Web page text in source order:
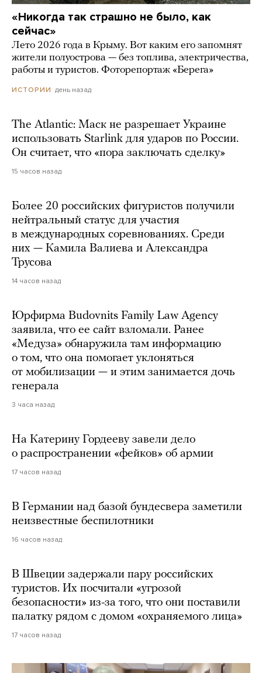
«Никогда так страшно не было, как
сейчас»
Лето 2026 года в Крыму. Вот каким его запомнят
жители полуострова — без топлива, электричества,
работы и туристов. Фоторепортаж «Берега»
ИСТОРИИ день назад
The Atlantic: Маск не разрешает Украине
использовать Starlink для ударов по России.
Он считает, что «пора заключать сделку»
15 часов назад
Более 20 российских фигуристов получили
нейтральный статус для участия
в международных соревнованиях. Среди
них — Камила Валиева и Александра
Трусова
14 часов назад
Юрфирма Budovnits Family Law Agency
заявила, что ее сайт взломали. Ранее
«Медуза» обнаружила там информацию
о том, что она помогает уклоняться
от мобилизации — и этим занимается дочь
генерала
3 часа назад
На Катерину Гордееву завели дело
о распространении «фейков» об армии
17 часов назад
В Германии над базой бундесвера заметили
неизвестные беспилотники
16 часов назад
В Швеции задержали пару российских
туристов. Их посчитали «угрозой
безопасности» из-за того, что они поставили
палатку рядом с домом «охраняемого лица»
17 часов назад